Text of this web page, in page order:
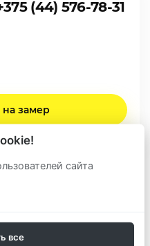
(44) 576-78-31
на замер
сайта
все